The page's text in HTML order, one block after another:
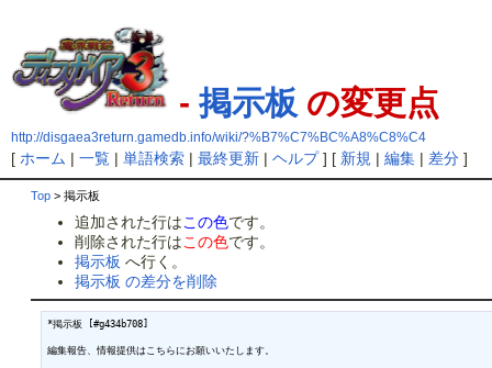
-掲示板 の変更点
http://disgaea3return.gamedb.info/wiki/?%B7%C7%BC%A8%C8%C4
[ ホーム | 一覧| 単語検索| 最終更新| ヘルプ] [ 新規 | 編集| 差分]
Top > 掲示板
追加された行はこの色です。
削除された行はこの色です。
掲示板 へ行く。
掲示板 の差分を削除
*掲示板 [#g434b708]
編集報告、情報提供はこちらにお願いいたします。